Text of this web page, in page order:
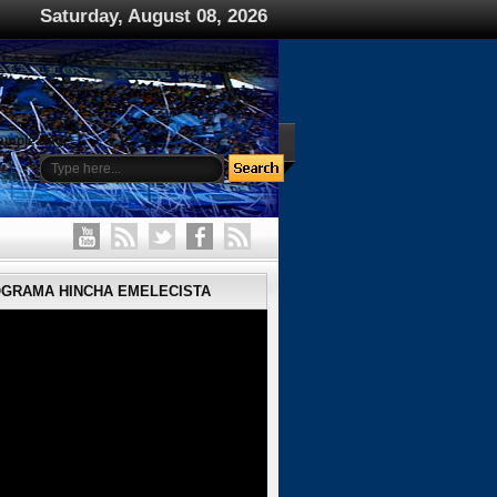
Saturday, August 08, 2026
Page
HINCHA EMELECISTA